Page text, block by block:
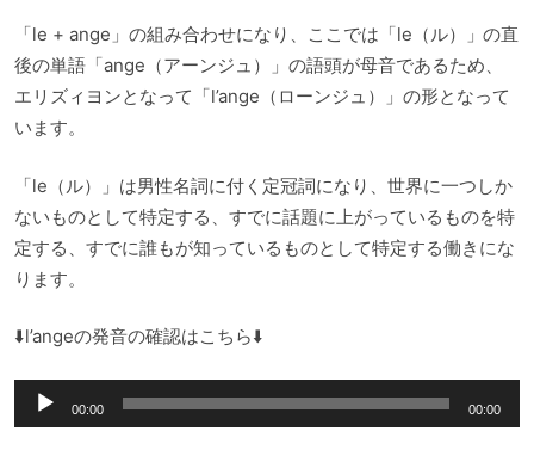
「le + ange」の組み合わせになり、ここでは「le（ル）」の直
後の単語「ange（アーンジュ）」の語頭が母音であるため、
エリズィヨンとなって「l’ange（ローンジュ）」の形となって
います。
「le（ル）」は男性名詞に付く定冠詞になり、世界に一つしか
ないものとして特定する、すでに話題に上がっているものを特
定する、すでに誰もが知っているものとして特定する働きにな
ります。
⬇️l’angeの発音の確認はこちら⬇️
声
00:00 00:00